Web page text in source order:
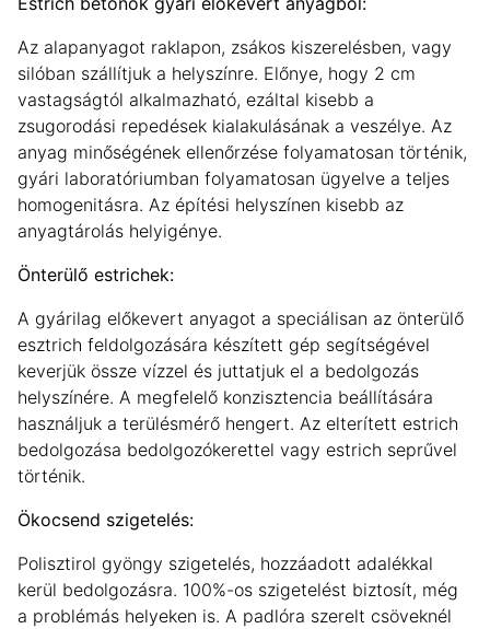
Az alapanyagot raklapon, zsákos kiszerelésben, vagy
silóban szállítjuk a helyszínre. Előnye, hogy 2 cm
vastagságtól alkalmazható, ezáltal kisebb a
zsugorodási repedések kialakulásának a veszélye. Az
anyag minőségének ellenőrzése folyamatosan történik,
gyári laboratóriumban folyamatosan ügyelve a teljes
homogenitásra. Az építési helyszínen kisebb az
anyagtárolás helyigénye.
Önterülő estrichek:
A gyárilag előkevert anyagot a speciálisan az önterülő
esztrich feldolgozására készített gép segítségével
keverjük össze vízzel és juttatjuk el a bedolgozás
helyszínére. A megfelelő konzisztencia beállítására
használjuk a terülésmérő hengert. Az elterített estrich
bedolgozása bedolgozókerettel vagy estrich seprűvel
történik.
Ökocsend szigetelés:
Polisztirol gyöngy szigetelés, hozzáadott adalékkal
kerül bedolgozásra. 100%-os szigetelést biztosít, még
a problémás helyeken is. A padlóra szerelt csöveknél